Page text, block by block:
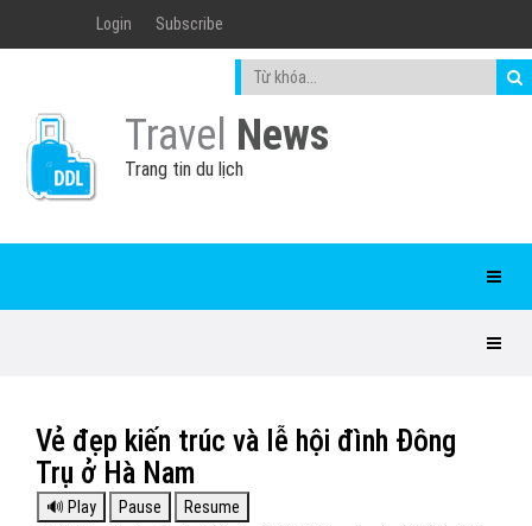
Login Subscribe
Travel News
Trang tin du lịch
Vẻ đẹp kiến trúc và lễ hội đình Đông
Trụ ở Hà Nam